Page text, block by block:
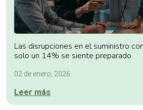
Las disrupciones en el suministro
solo un 14% se siente preparado
02 de enero, 2026
Leer más